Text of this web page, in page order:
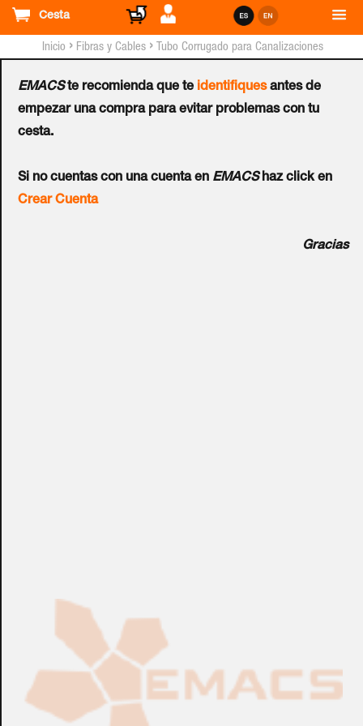
Cesta
EMACSte recomienda que te identifiquesantes de
empezar una compra para evitar problemas con tu
cesta.
Si no cuentas con una cuenta en EMACShaz click en
Crear Cuenta
Gracias
Inicio › Fibras y Cables › Tubo Corrugado para Canalizaciones
Tubo Corrugado Forrado
TUPERSA® Negro M-40
Ref.: 080500040
diámetro exterior (interior 30 mm) de policloruro de vinilo